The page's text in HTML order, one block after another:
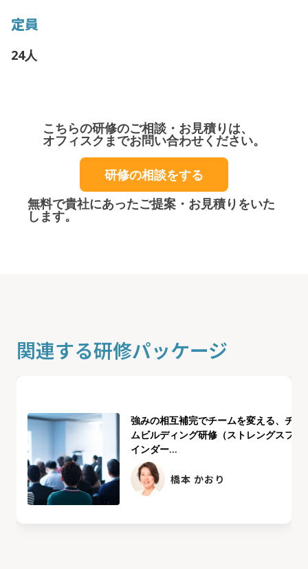
定員
24人
こちらの研修のご相談・お見積りは、
オフィスクまでお問い合わせください。
研修の相談をする
無料で貴社にあったご提案・お見積りをいた
します。
関連する研修パッケージ
強みの相互補完でチームを変える、チー
ムビルディング研修（ストレングスファ
インダー...
橋本 かおり